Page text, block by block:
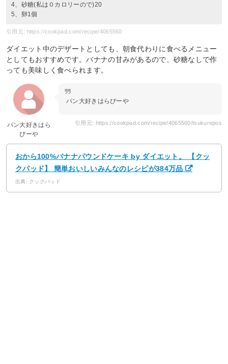
4、砂糖(私は０カロリーので)20
5、卵1個
引用元: https://cookpad.com/recipe/4065560
ダイエット中のデザートとしても、朝食代わりに食べるメニュー
としてもおすすめです。バナナの甘みがあるので、砂糖なしで作
っても美味しく食べられます。
パン大好きはら
ぴーや
パン大好きはらぴーや
引用元: https://cookpad.com/recipe/4065560/tsukurepos
おから100%バナナパウンドケーキ by ダイエット。 【クッ
クパッド】 簡単おいしいみんなのレシピが384万品
出典: クックパッド